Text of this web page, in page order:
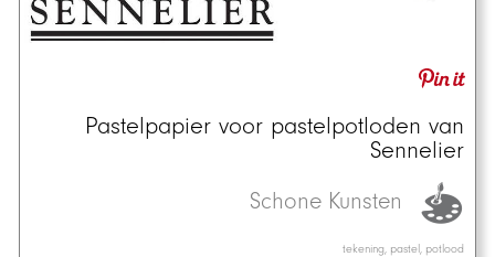
Pastelpapier voor pastelpotloden van
Sennelier
Schone Kunsten
tekening, pastel, potlood